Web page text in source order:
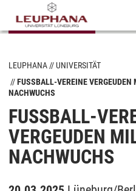
LEUPHANA
UNIVERSITÄT
FUSSBALL-VEREINE VERGEUDEN
ACHWUCHS
FUSSBALL-
ERGEUDEN
ACHWUCHS